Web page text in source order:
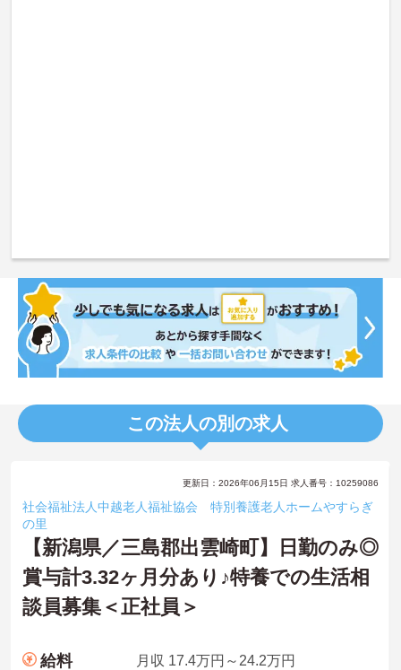
この法人の別の求人
更新日：2026年06月15日 求人番号：10259086
社会福祉法人中越老人福祉協会 特別養護老人ホームやすらぎ
の里
【新潟県／三島郡出雲崎町】日勤のみ◎
賞与計3.32ヶ月分あり♪特養での生活相
談員募集＜正社員＞
給料 月収 17.4万円～24.2万円